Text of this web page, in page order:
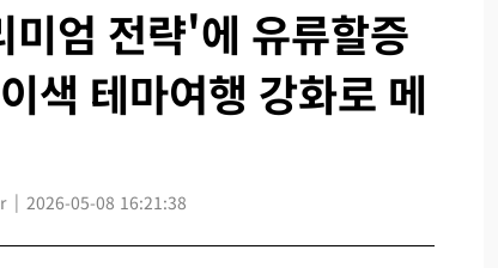
엄 전략'에 유류할증
색 테마여행 강화로 메
2026-05-08 16:21:38